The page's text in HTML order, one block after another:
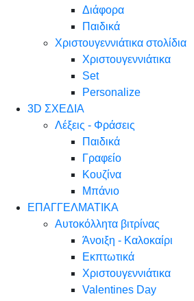
Διάφορα
Παιδικά
Χριστουγεννιάτικα στολίδια
Χριστουγεννιάτικα
Set
Personalize
3D ΣΧΕΔΙΑ
Λέξεις - Φράσεις
Παιδικά
Γραφείο
Κουζίνα
Μπάνιο
ΕΠΑΓΓΕΛΜΑΤΙΚΑ
Αυτοκόλλητα βιτρίνας
Άνοιξη - Καλοκαίρι
Εκπτωτικά
Χριστουγεννιάτικα
Valentines Day